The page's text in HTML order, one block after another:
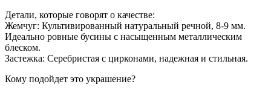
Детали, которые говорят о качестве:
Жемчуг: Культивированный натуральный речной, 8-9 мм.
Идеально ровные бусины с насыщенным металлическим
блеском.
Застежка: Серебристая с цирконами, надежная и стильная.
Кому подойдет это украшение?